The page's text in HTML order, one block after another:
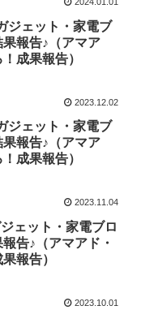
ジェット・家電ブ
果報告♪（アマア
成果報告）
2023.12.02
ジェット・家電ブ
果報告♪（アマア
成果報告）
2023.11.04
ェット・家電ブロ
告♪（アマアド・
報告）
2023.10.01